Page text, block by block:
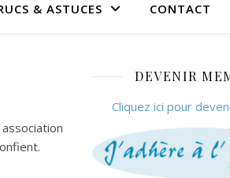
& ASTUCES CONTACT
DEVENIR
Cliquez ici pour